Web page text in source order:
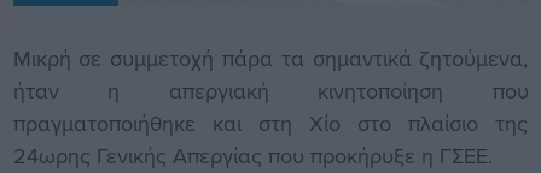
Μικρή σε συμμετοχή πάρα τα σημαντικά ζητούμενα,
ήταν η απεργιακή κινητοποίηση που
πραγματοποιήθηκε και στη Χίο στο πλαίσιο της
24ωρης Γενικής Απεργίας που προκήρυξε η ΓΣΕΕ.